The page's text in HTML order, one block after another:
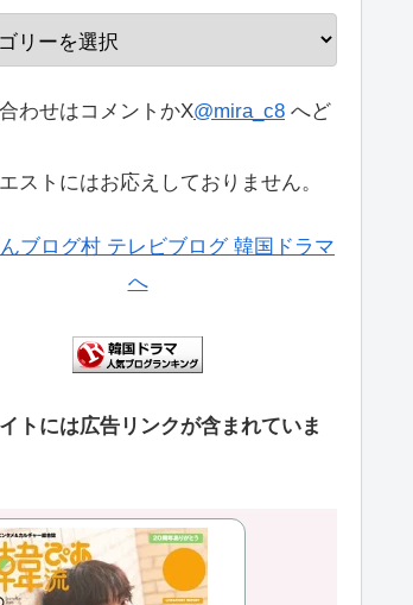
わせはコメントかX@mira_c8 へど
ストにはお応えしておりません。
トには広告リンクが含まれていま